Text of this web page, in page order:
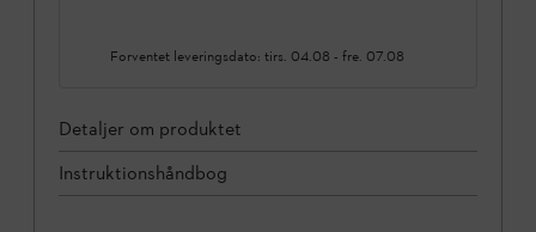
Forventet leveringsdato: tirs. 04.08 - fre. 07.08
Detaljer om produktet
Instruktionshåndbog